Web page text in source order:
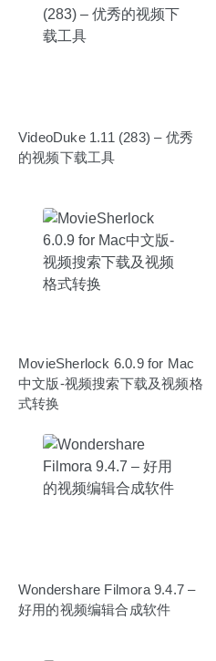
VideoDuke 1.11 (283) – 优秀
的视频下载工具
MovieSherlock 6.0.9 for Mac
中文版-视频搜索下载及视频格
式转换
Wondershare Filmora 9.4.7 –
好用的视频编辑合成软件